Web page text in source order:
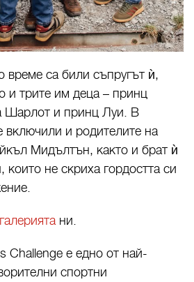
време са били съпругът ѝ,
и трите им деца – принц
и принц Луи. В
включили и родителите на
Мидълтън, както и брат ѝ
не скриха гордостта си
галериятани.
Challenge е едно от най-
спортни